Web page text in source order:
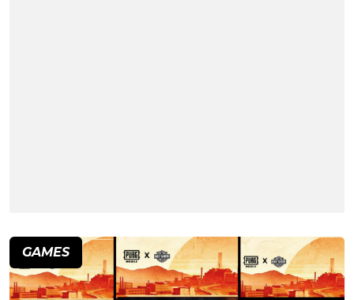
GAMES